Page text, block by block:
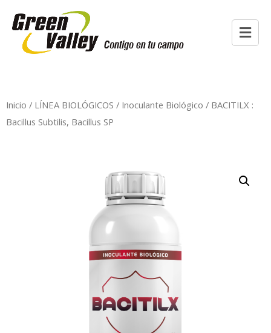
Inicio / LÍNEA BIOLÓGICOS / Inoculante Biológico / BACITILX :
Bacillus Subtilis, Bacillus SP